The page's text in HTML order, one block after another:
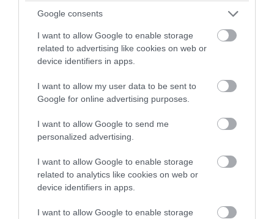
Google consents
I want to allow Google to enable storage
related to advertising like cookies on web or
device identifiers in apps.
I want to allow my user data to be sent to
Google for online advertising purposes.
I want to allow Google to send me
personalized advertising.
I want to allow Google to enable storage
related to analytics like cookies on web or
device identifiers in apps.
I want to allow Google to enable storage
PRONEWS.GR /ΕΝΟΠΛΕΣ ΣΥΓΚΡΟΥΣΕΙΣ
Ουκρανοί αναλυτές: «Ρώσοι στρατιώτες
εντοπίστηκαν για πρώτη φορά εντός της
πόλης Ορίχιβ στην Ζαπορίζια»!
05.08.2026 | 06:59